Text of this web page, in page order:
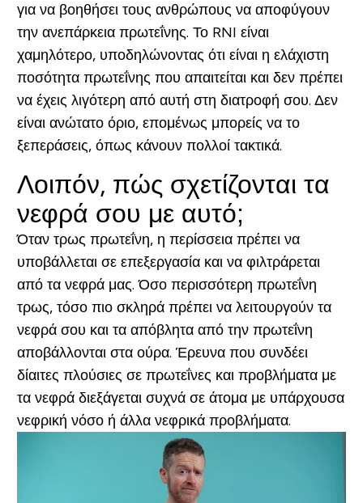
για να βοηθήσει τους ανθρώπους να αποφύγουν
την ανεπάρκεια πρωτεΐνης. Το RNI είναι
χαμηλότερο, υποδηλώνοντας ότι είναι η ελάχιστη
ποσότητα πρωτεΐνης που απαιτείται και δεν πρέπει
να έχεις λιγότερη από αυτή στη διατροφή σου. Δεν
είναι ανώτατο όριο, επομένως μπορείς να το
ξεπεράσεις, όπως κάνουν πολλοί τακτικά.
Λοιπόν, πώς σχετίζονται τα
νεφρά σου με αυτό;
Όταν τρως πρωτεΐνη, η περίσσεια πρέπει να
υποβάλλεται σε επεξεργασία και να φιλτράρεται
από τα νεφρά μας. Όσο περισσότερη πρωτεΐνη
τρως, τόσο πιο σκληρά πρέπει να λειτουργούν τα
νεφρά σου και τα απόβλητα από την πρωτεΐνη
αποβάλλονται στα ούρα. Έρευνα που συνδέει
δίαιτες πλούσιες σε πρωτεΐνες και προβλήματα με
τα νεφρά διεξάγεται συχνά σε άτομα με υπάρχουσα
νεφρική νόσο ή άλλα νεφρικά προβλήματα.